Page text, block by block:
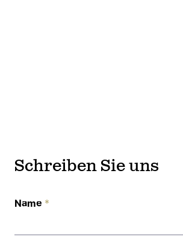
Schreiben Sie uns
Name *